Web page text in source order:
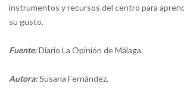
instrumentos y recursos del centro para
su gusto.
Fuente:Diario La Opinión de Málaga.
Autora:Susana Fernández.